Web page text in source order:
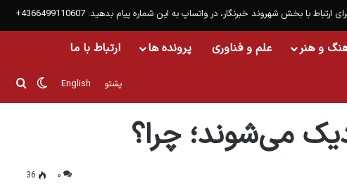
ارتباط با بخش شهروند خبرنگار، در واتساپ به این شماره پیام بدهید: 4366499110607+
و هنر علم و فناوری پرونده ها ارتباط با ما
English پشتو تغییر
می‌شوند؛ چرا؟
۰ 36